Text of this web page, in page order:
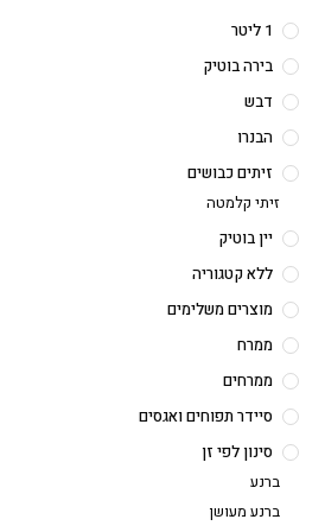
1 ליטר
בירה בוטיק
דבש
הבנרו
זיתים כבושים
זיתי קלמטה
יין בוטיק
ללא קטגוריה
מוצרים משלימים
ממרח
ממרחים
סיידר תפוחים ואגסים
סינון לפי זן
ברנע
ברנע מעושן